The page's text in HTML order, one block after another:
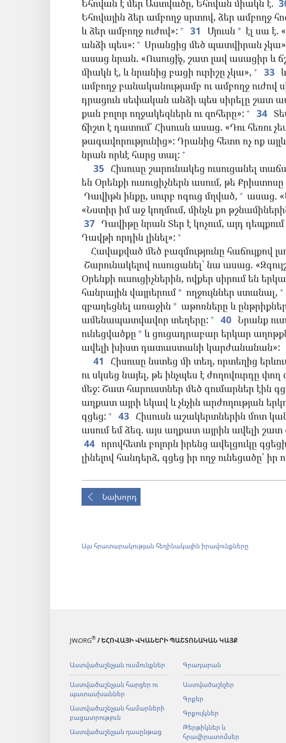
Եհովան է մեր Աստվածը, Եհովան միակն է.
Եհովային ձեր ամբողջ սրտով, ձեր ամբողջ
և ձեր ամբողջ ուժով»: + 31 Մյուսն* էլ սա է.
անձի պես»: + Սրանցից մեծ պատվիրան
ասաց նրան. «Ուսուցի՛չ, շատ լավ ասացիր և
միակն է, և նրանից բացի ուրիշը չկա», + 33
ամբողջ բանականությամբ ու ամբողջ ուժով
դրացուն սեփական անձի պես սիրելը շատ
քան բոլոր ողջակեզներն ու զոհերը»: + 34
ճիշտ է դատում՝ Հիսուսն ասաց. «Դու հեռու
թագավորությունից»: Դրանից հետո ոչ ոք
նրան որևէ հարց տալ: +
35 Հիսուսը շարունակեց ուսուցանել
են Օրենքի ուսուցիչներն ասում, թե
Դավիթն ինքը, սուրբ ոգուց մղված, + ասաց.
«Նստիր իմ աջ կողմում, մինչև քո
37 Դավիթը նրան Տեր է կոչում, այդ
Դավթի որդին լինել»: +
Հավաքված մեծ բազմությունը հաճույքով
Շարունակելով ուսուցանել՝ նա ասաց.
Օրենքի ուսուցիչներին, ովքեր սիրում են
հանրային վայրերում* ողջույններ ստանալ, +
զբաղեցնել առաջին* աթոռները և
ամենապատվավոր տեղերը: + 40 Նրանք
ունեցվածքը* և ցուցադրաբար երկար
ավելի խիստ դատաստանի կարժանանան»:
41
Հիսուսը նստեց մի տեղ, որտեղից
ու սկսեց նայել, թե ինչպես է ժողովուրդը
մեջ: Շատ հարուստներ մեծ գումարներ էին
աղքատ այրի եկավ և չնչին արժողության
գցեց: + 43 Հիսուսն աշակերտներին մոտ
ասում եմ ձեզ. այս աղքատ այրին ավելի շատ
44 որովհետև բոլորն իրենց ավելցուկը
լինելով հանդերձ, գցեց իր ողջ ունեցածը՝ իր
Նախորդ
Այս հրատարակության հեղինակային իրավունքները
JW.ORG® / ԵՀՈՎԱՅԻ ՎԿԱՆԵՐԻ ՊԱՇՏՈՆԱԿԱՆ ԿԱՅՔ
Աստվածաշնչյան ուսմունքներ
Աստվածաշնչյան հարցեր ու
պատասխաններ
Աստվածաշնչյան համարների
բացատրություն
Աստվածաշնչյան դասընթաց
Գրադարան
Աստվածաշնչեր
Գրքեր
Գրքույկներ
Թերթիկներ և
հրավիրատոմսեր